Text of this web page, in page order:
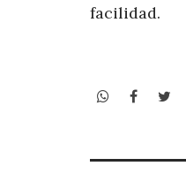
facilidad.
WhatsApp